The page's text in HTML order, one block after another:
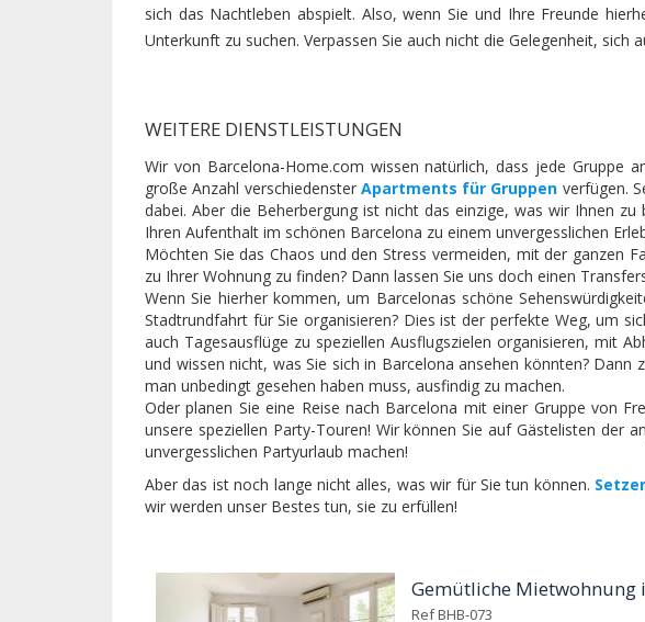
sich das Nachtleben abspielt. Also, wenn Sie und Ihre Freunde
Unterkunft zu suchen. Verpassen Sie auch nicht die Gelegenheit, sich
WEITERE DIENSTLEISTUNGEN
Wir von Barcelona-Home.com wissen natürlich, dass jede Gruppe
große Anzahl verschiedenster Apartments für Gruppen verfügen.
dabei. Aber die Beherbergung ist nicht das einzige, was wir Ihnen
Ihren Aufenthalt im schönen Barcelona zu einem unvergesslichen
Möchten Sie das Chaos und den Stress vermeiden, mit der ganzen
zu Ihrer Wohnung zu finden? Dann lassen Sie uns doch einen
Wenn Sie hierher kommen, um Barcelonas schöne
Stadtrundfahrt für Sie organisieren? Dies ist der perfekte Weg, um
auch Tagesausflüge zu speziellen Ausflugszielen organisieren, mit
und wissen nicht, was Sie sich in Barcelona ansehen könnten?
man unbedingt gesehen haben muss, ausfindig zu machen.
Oder planen Sie eine Reise nach Barcelona mit einer Gruppe von
unsere speziellen Party-Touren! Wir können Sie auf Gästelisten der
unvergesslichen Partyurlaub machen!
Aber das ist noch lange nicht alles, was wir für Sie tun können.
wir werden unser Bestes tun, sie zu erfüllen!